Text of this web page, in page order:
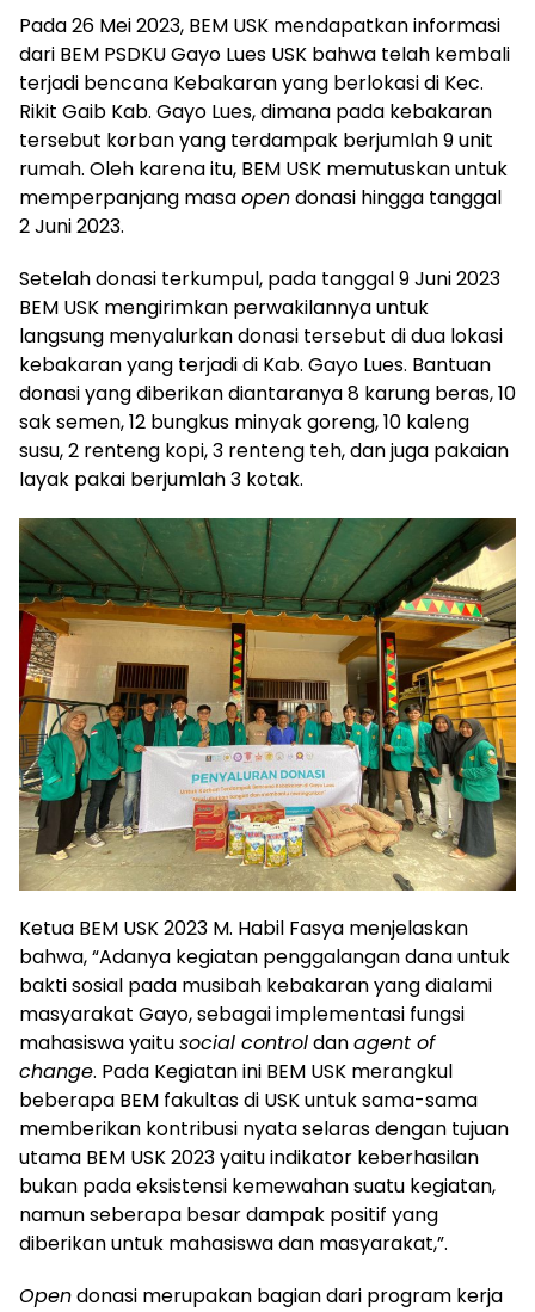
Pada 26 Mei 2023, BEM USK mendapatkan informasi
dari BEM PSDKU Gayo Lues USK bahwa telah kembali
terjadi bencana Kebakaran yang berlokasi di Kec.
Rikit Gaib Kab. Gayo Lues, dimana pada kebakaran
tersebut korban yang terdampak berjumlah 9 unit
rumah. Oleh karena itu, BEM USK memutuskan untuk
memperpanjang masaopendonasi hingga tanggal
2 Juni 2023.
Setelah donasi terkumpul, pada tanggal 9 Juni 2023
BEM USK mengirimkan perwakilannya untuk
langsung menyalurkan donasi tersebut di dua lokasi
kebakaran yang terjadi di Kab. Gayo Lues. Bantuan
donasi yang diberikan diantaranya 8 karung beras, 10
sak semen, 12 bungkus minyak goreng, 10 kaleng
susu, 2 renteng kopi, 3 renteng teh, dan juga pakaian
layak pakai berjumlah 3 kotak.
Ketua BEM USK 2023 M. Habil Fasya menjelaskan
bahwa, “Adanya kegiatan penggalangan dana untuk
bakti sosial pada musibah kebakaran yang dialami
masyarakat Gayo, sebagai implementasi fungsi
mahasiswa yaitusocial controldanagent of
change. Pada Kegiatan ini BEM USK merangkul
beberapa BEM fakultas di USK untuk sama-sama
memberikan kontribusi nyata selaras dengan tujuan
utama BEM USK 2023 yaitu indikator keberhasilan
bukan pada eksistensi kemewahan suatu kegiatan,
namun seberapa besar dampak positif yang
diberikan untuk mahasiswa dan masyarakat,”.
Opendonasi merupakan bagian dari program kerja